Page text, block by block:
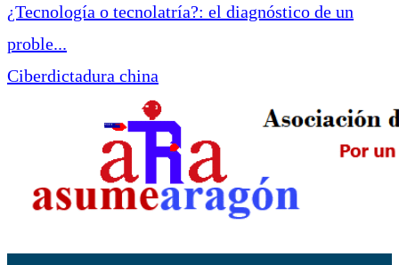
¿Tecnología o tecnolatría?: el diagnóstico de un
proble...
Ciberdictadura china